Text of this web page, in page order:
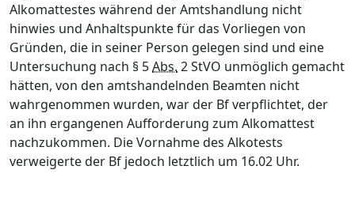
Alkomattestes während der Amtshandlung nicht
hinwies und Anhaltspunkte für das Vorliegen von
Gründen, die in seiner Person gelegen sind und eine
Untersuchung nach § 5Abs. 2 StVO unmöglich gemacht
hätten, von den amtshandelnden Beamten nicht
wahrgenommen wurden, war der Bf verpflichtet, der
an ihn ergangenen Aufforderung zum Alkomattest
nachzukommen. Die Vornahme des Alkotests
verweigerte der Bf jedoch letztlich um 16.02 Uhr.